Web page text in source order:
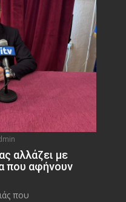
αλλάζει με
που αφήνουν
που